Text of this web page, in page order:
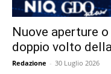
Nuove aperture
doppio volto
Redazione - 30 Luglio 2026